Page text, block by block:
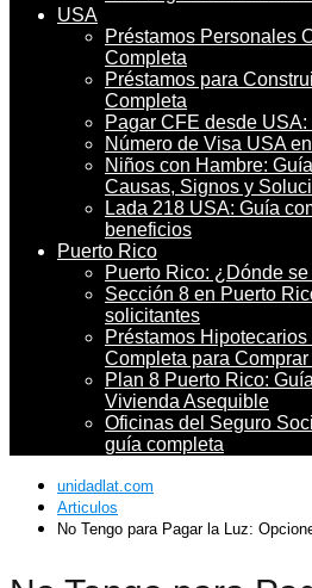
USA
Préstamos Personales
Completa
Préstamos para
Completa
Pagar CFE desde
Número de Visa USA
Niños con Hambre:
Causas, Signos y
Lada 218 USA: Guía
beneficios
Puerto Rico
Puerto Rico: ¿Dónde
Sección 8 en Puerto
solicitantes
Préstamos
Completa para
Plan 8 Puerto Rico:
Vivienda Asequible
Oficinas del Seguro
guía completa
unidadlat.com
Articulos
No Tengo para Pagar la Luz: